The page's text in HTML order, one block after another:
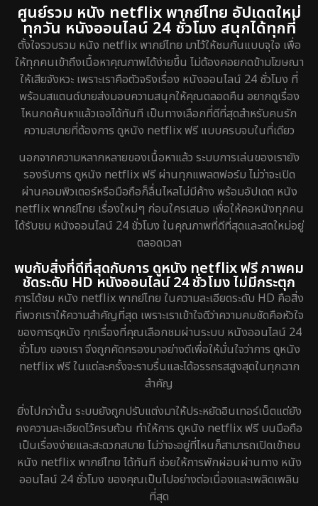
ศูนย์รวม หนัง netflix พากย์ไทย อัปเดตใหม่
ทุกวัน หนังออนไลน์ 24 ชั่วโมง สนุกได้ทุกที่
ตั้งใจรวบรวม หนัง netflix พากย์ไทย มาไว้ให้ชมกันแบบจุใจ เพื่อ
ให้ทุกคนเข้าถึงเนื้อหาคุณภาพได้ง่ายขึ้น ไม่ต้องคอยกดข้ามโฆษณา
ให้เสียจังหวะ เพราะเราคือตัวจริงเรื่อง หนังออนไลน์ 24 ชั่วโมง ที่
พร้อมสแตนด์บายส่งมอบความสนุกให้คุณตลอดคืน อยากดูเรื่อง
ไหนกดค้นหาแล้วเจอได้ทันที เป็นทางเลือกที่ดีที่สุดสำหรับคนรัก
ความสบายที่ต้องการ ดูหนัง netflix ฟรี แบบครบจบในที่เดียว
นอกจากความหลากหลายของเนื้อหาแล้ว ระบบการเล่นของเรายัง
รองรับการ ดูหนัง netflix ฟรี ผ่านทุกแพลตฟอร์ม ไม่ว่าจะเปิด
ผ่านคอมพิวเตอร์หรือมือถือก็ลื่นไหลไม่มีค้าง พร้อมอัปเดต หนัง
netflix พากย์ไทย เรื่องใหม่ๆ ก่อนใครเสมอ เพื่อให้คอหนังทุกคน
ได้รับชม หนังออนไลน์ 24 ชั่วโมง ในคุณภาพที่ดีที่สุดและสดใหม่อยู่
ตลอดเวลา
พบกับสิ่งที่ดีที่สุดกับการ ดูหนัง netflix ฟรี ภาพคม
ชัดระดับ HD หนังออนไลน์ 24 ชั่วโมง ไม่มีกระตุก
การได้ชม หนัง netflix พากย์ไทย ในความละเอียดระดับ HD คือสิ่ง
ที่พวกเราให้ความสำคัญที่สุด เพราะเราเข้าใจดีว่าความคมชัดคือหัวใจ
ของการดูหนัง ทุกเรื่องที่คุณเลือกชมผ่านระบบ หนังออนไลน์ 24
ชั่วโมง ของเรา จึงถูกคัดกรองมาอย่างดีเพื่อให้มั่นใจว่าการ ดูหนัง
netflix ฟรี ในแต่ละครั้งจะราบรื่นและได้อรรถรสสูงสุดในทุกฉาก
สำคัญ
ยิ่งไปกว่านั้น ระบบยังถูกปรับแต่งมาให้ประหยัดอินเทอร์เน็ตแต่ยัง
คงความละเอียดไว้ครบถ้วน ทำให้การ ดูหนัง netflix ฟรี บนมือถือ
เป็นเรื่องง่ายและสะดวกสบาย ไม่ว่าจะอยู่ที่ไหนก็สามารถเปิดเข้าชม
หนัง netflix พากย์ไทย ได้ทันที ช่วยให้การพักผ่อนผ่านทาง หนัง
ออนไลน์ 24 ชั่วโมง ของคุณเป็นไปอย่างต่อเนื่องและเพลิดเพลิน
ที่สุด